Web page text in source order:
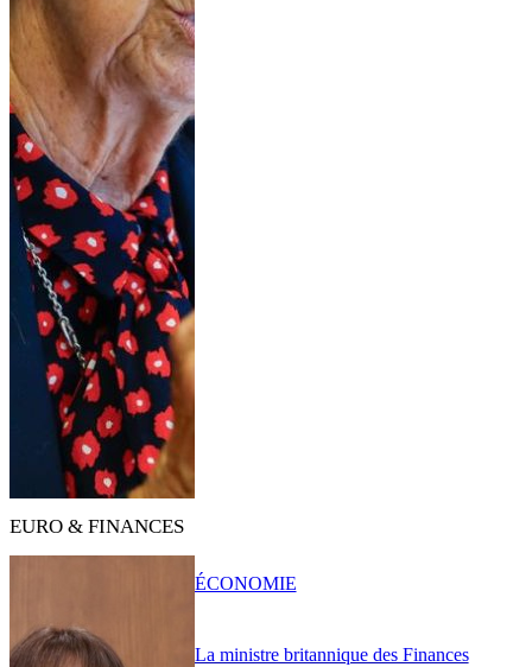
EURO & FINANCES
La ministre britannique des Finances
ÉCONOMIE